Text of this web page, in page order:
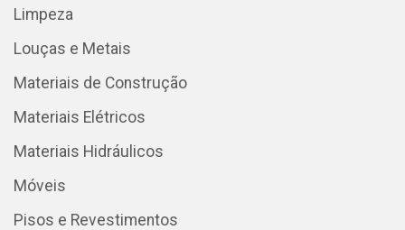
Limpeza
Louças e Metais
Materiais de Construção
Materiais Elétricos
Materiais Hidráulicos
Móveis
Pisos e Revestimentos